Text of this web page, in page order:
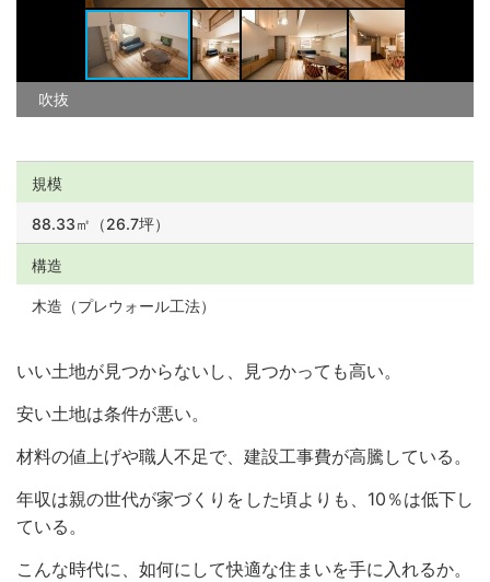
吹抜
規模
88.33㎡（26.7坪）
構造
木造（プレウォール工法）
いい土地が見つからないし、見つかっても高い。
安い土地は条件が悪い。
材料の値上げや職人不足で、建設工事費が高騰している。
年収は親の世代が家づくりをした頃よりも、10％は低下し
ている。
こんな時代に、如何にして快適な住まいを手に入れるか。